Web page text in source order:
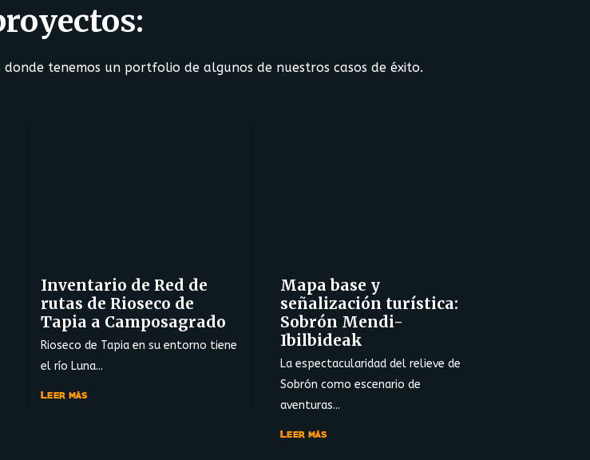
donde tenemos un portfolio de algunos de nuestros casos de éxito.
Inventario de Red de
rutas de Rioseco de
Tapia a Camposagrado
Rioseco de Tapia en su entorno tiene
el río Luna...
Leer más
Mapa base y
señalización turística:
Sobrón Mendi-
Ibilbideak
La espectacularidad del relieve de
Sobrón como escenario de
aventuras...
Leer más